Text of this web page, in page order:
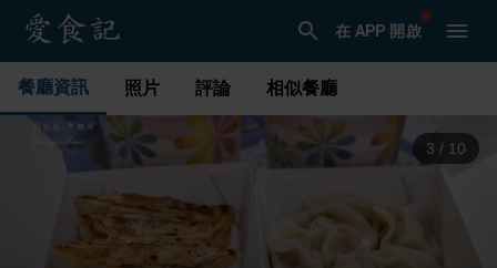
在 APP 開啟
餐廳資訊 照片 評論 相似餐廳
3 / 10